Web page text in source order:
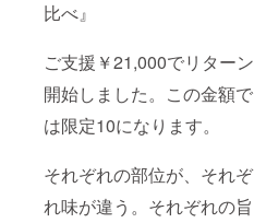
比べ』
ご支援￥21,000でリターン
開始しました。この金額で
は限定10になります。
それぞれの部位が、それぞ
れ味が違う。それぞれの旨